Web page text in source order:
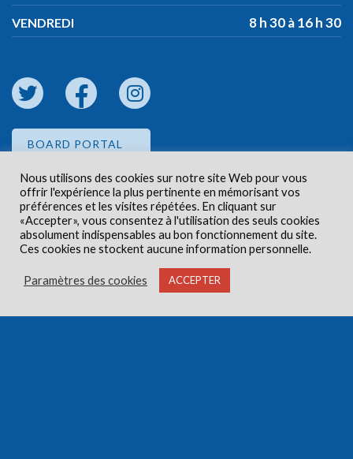
VENDREDI 8 h 30 à 16 h 30
BOARD PORTAL
EMPLOYEE PORTAL
Droits d'auteur © 2026 Centre de santé communautaire
Carlington. Tous droits réservés.
Nous utilisons des cookies sur notre site Web pour vous
offrir l'expérience la plus pertinente en mémorisant vos
préférences et les visites répétées. En cliquant sur
«Accepter», vous consentez à l'utilisation des seuls cookies
absolument indispensables au bon fonctionnement du site.
Ces cookies ne stockent aucune information personnelle.
Paramètres des cookies ACCEPTER